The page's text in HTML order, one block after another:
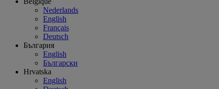
Nederlands
English
Français
Deutsch
България
English
Български
Hrvatska
English